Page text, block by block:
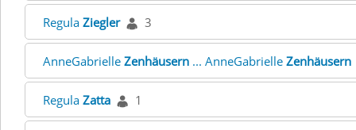
Regula Ziegler 3
AnneGabrielle Zenhäusern ... AnneGabrielle Zenhäusern
Regula Zatta 1